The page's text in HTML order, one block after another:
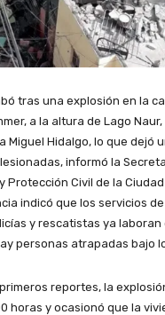
tras una explosión en la
a la altura de Lago
Miguel Hidalgo, lo que dejó
informó la
Protección Civil de la Ciudad
indicó que los servicios
y rescatistas ya laboran
personas atrapadas bajo
reportes, la
horas y ocasionó que la